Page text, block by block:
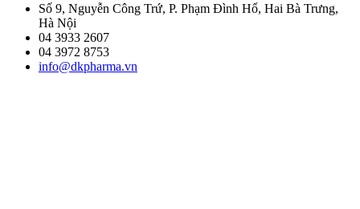
Số 9, Nguyễn Công Trứ, P. Phạm Đình Hổ, Hai Bà Trưng,
Hà Nội
04 3933 2607
04 3972 8753
info@dkpharma.vn